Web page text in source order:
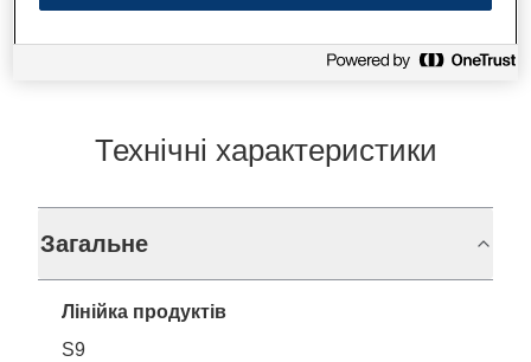
Технічні характеристики
Загальне
Лінійка продуктів
S9